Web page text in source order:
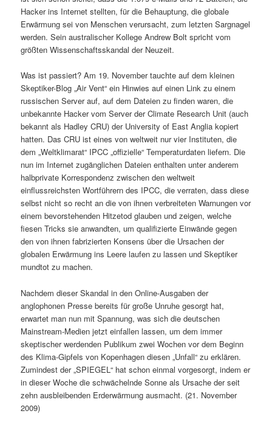
Hacker ins Internet stellten, für die Behauptung, die globale
Erwärmung sei von Menschen verursacht, zum letzten Sargnagel
werden. Sein australischer Kollege Andrew Bolt spricht vom
größten Wissenschaftsskandal der Neuzeit.
Was ist passiert? Am 19. November tauchte auf dem kleinen
Skeptiker-Blog „Air Vent“ ein Hinwies auf einen Link zu einem
russischen Server auf, auf dem Dateien zu finden waren, die
unbekannte Hacker vom Server der Climate Research Unit (auch
bekannt als Hadley CRU) der University of East Anglia kopiert
hatten. Das CRU ist eines von weltweit nur vier Instituten, die
dem „Weltklimarat“ IPCC „offizielle“ Temperaturdaten liefern. Die
nun im Internet zugänglichen Dateien enthalten unter anderem
halbprivate Korrespondenz zwischen den weltweit
einflussreichsten Wortführern des IPCC, die verraten, dass diese
selbst nicht so recht an die von ihnen verbreiteten Warnungen vor
einem bevorstehenden Hitzetod glauben und zeigen, welche
fiesen Tricks sie anwandten, um qualifizierte Einwände gegen
den von ihnen fabrizierten Konsens über die Ursachen der
globalen Erwärmung ins Leere laufen zu lassen und Skeptiker
mundtot zu machen.
Nachdem dieser Skandal in den Online-Ausgaben der
anglophonen Presse bereits für große Unruhe gesorgt hat,
erwartet man nun mit Spannung, was sich die deutschen
Mainstream-Medien jetzt einfallen lassen, um dem immer
skeptischer werdenden Publikum zwei Wochen vor dem Beginn
des Klima-Gipfels von Kopenhagen diesen „Unfall“ zu erklären.
Zumindest der „SPIEGEL“ hat schon einmal vorgesorgt, indem er
in dieser Woche die schwächelnde Sonne als Ursache der seit
zehn ausbleibenden Erderwärmung ausmacht. (21. November
2009)